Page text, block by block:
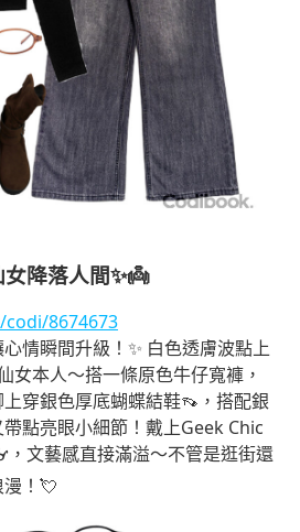
降落人間✨👼
8674673
情瞬間升級！✨ 白色透膚波點上
女本人～搭一條原色牛仔寬褲，
穿銀色厚底蝴蝶結鞋👡，搭配銀
點亮眼小細節！戴上Geek Chic
文藝感直接滿溢～不管是逛街還
！💘